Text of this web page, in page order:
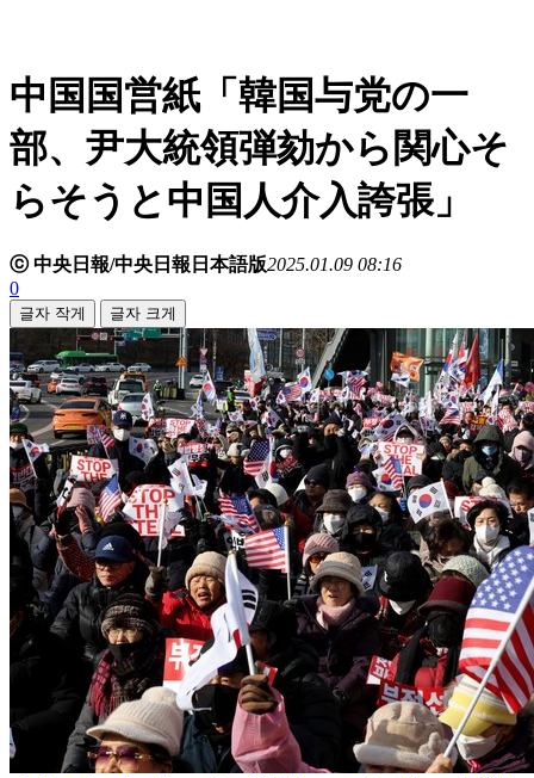
中国国営紙「韓国与党の一
部、尹大統領弾劾から関心そ
らそうと中国人介入誇張」
ⓒ 中央日報/中央日報日本語版2025.01.09 08:16
0
글자 작게 글자 크게